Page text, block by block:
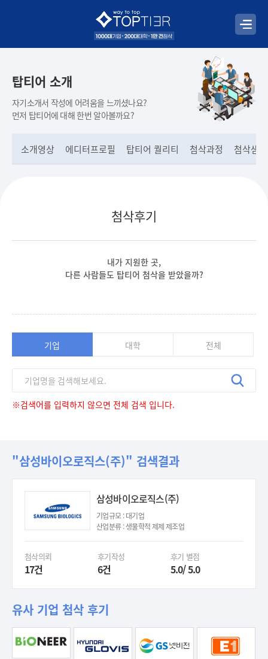
탑티어 소개
자기소개서 작성에 어려움을 느끼셨나요?
먼저 탑티어에 대해 한번 알아볼까요?
소개영상 에디터프로필 탑티어 퀄리티 첨삭과정 첨삭샘플
첨삭후기
내가 지원한 곳,
다른 사람들도 탑티어 첨삭을 받았을까?
기업 대학 전체
※검색어를 입력하지 않으면 전체 검색 입니다.
"삼성바이오로직스(주)" 검색결과
삼성바이오로직스(주)
기업규모 : 대기업
산업분류 : 생물학적 제제 제조업
첨삭의뢰
17건
후기작성
6건
후기 별점
5.0/ 5.0
유사 기업 첨삭 후기